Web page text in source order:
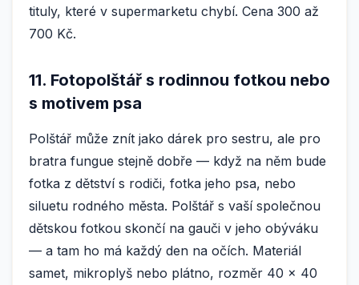
tituly, které v supermarketu chybí. Cena 300 až
700 Kč.
11. Fotopolštář s rodinnou fotkou nebo
s motivem psa
Polštář může znít jako dárek pro sestru, ale pro
bratra fungue stejně dobře — když na něm bude
fotka z dětství s rodiči, fotka jeho psa, nebo
siluetu rodného města. Polštář s vaší společnou
dětskou fotkou skončí na gauči v jeho obýváku
— a tam ho má každý den na očích. Materiál
samet, mikroplyš nebo plátno, rozměr 40 × 40